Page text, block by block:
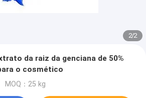
2/2
da raiz da genciana de 50%
o cosmético
MOQ：25 kg